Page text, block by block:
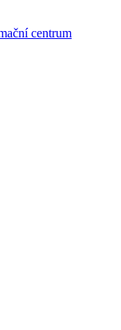
centrum